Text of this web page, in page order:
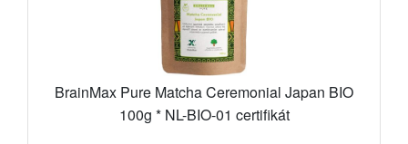
BrainMax Pure Matcha Ceremonial Japan BIO
100g * NL-BIO-01 certifikát